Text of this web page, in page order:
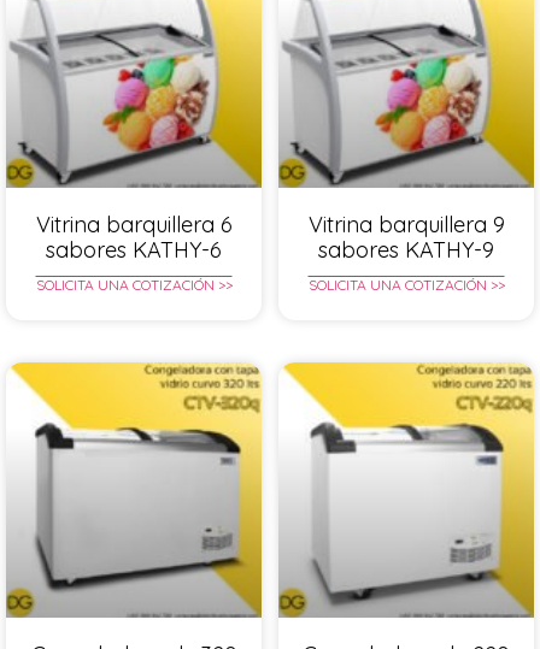
Vitrina barquillera 6
sabores KATHY-6
SOLICITA UNA COTIZACIÓN >>
Vitrina barquillera 9
sabores KATHY-9
SOLICITA UNA COTIZACIÓN >>